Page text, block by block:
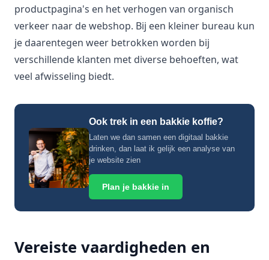
productpagina's en het verhogen van organisch
verkeer naar de webshop. Bij een kleiner bureau kun
je daarentegen weer betrokken worden bij
verschillende klanten met diverse behoeften, wat
veel afwisseling biedt.
Ook trek in een bakkie koffie?
Laten we dan samen een digitaal bakkie
drinken, dan laat ik gelijk een analyse van
je website zien
Plan je bakkie in
Vereiste vaardigheden en